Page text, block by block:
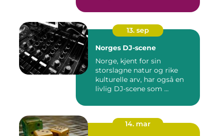
13. sep
Norges DJ-scene
Norge, kjent for sin
storslagne natur og rike
kulturelle arv, har også en
livlig DJ-scene som ...
14. mar